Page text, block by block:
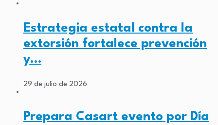
Estrategia estatal contra la
extorsión fortalece prevención
y…
29 de julio de 2026
Prepara Casart evento por Día